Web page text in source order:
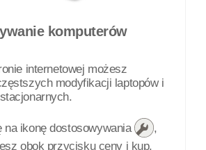
komputerów
internetowej możesz
modyfikacji laptopów i
na ikonę dostosowywania
,
obok przycisku ceny i kup.